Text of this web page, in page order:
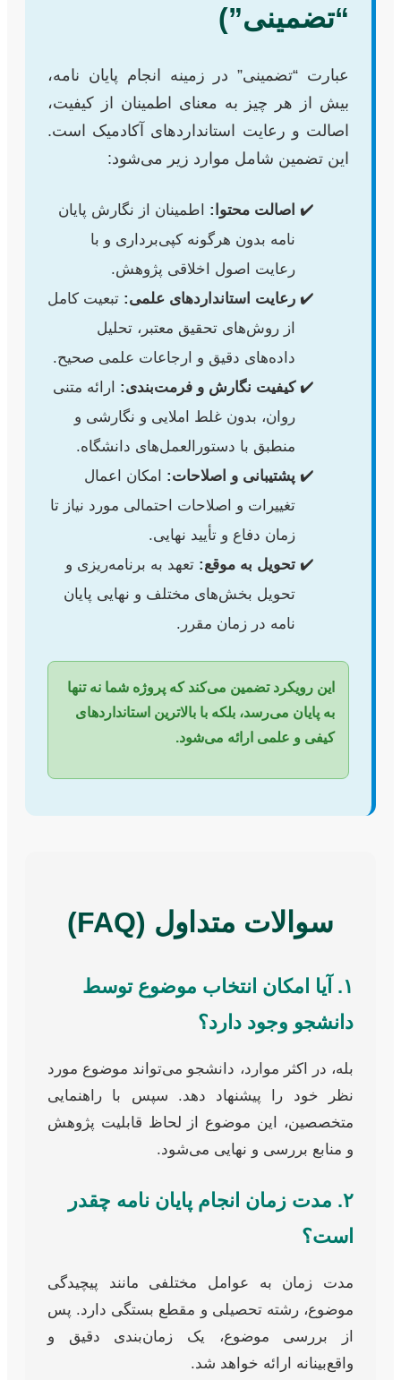
“تضمینی”)
عبارت “تضمینی” در زمینه انجام پایان نامه،
بیش از هر چیز به معنای اطمینان از کیفیت،
اصالت و رعایت استانداردهای آکادمیک است.
این تضمین شامل موارد زیر می‌شود:
اصالت محتوا:اطمینان از نگارش پایان
نامه بدون هرگونه کپی‌برداری و با
رعایت اصول اخلاقی پژوهش.
رعایت استانداردهای علمی:تبعیت کامل
از روش‌های تحقیق معتبر، تحلیل
داده‌های دقیق و ارجاعات علمی صحیح.
کیفیت نگارش و فرمت‌بندی:ارائه متنی
روان، بدون غلط املایی و نگارشی و
منطبق با دستورالعمل‌های دانشگاه.
پشتیبانی و اصلاحات:امکان اعمال
تغییرات و اصلاحات احتمالی مورد نیاز تا
زمان دفاع و تأیید نهایی.
تحویل به موقع:تعهد به برنامه‌ریزی و
تحویل بخش‌های مختلف و نهایی پایان
نامه در زمان مقرر.
این رویکرد تضمین می‌کند که پروژه شما نه تنها
به پایان می‌رسد، بلکه با بالاترین استانداردهای
کیفی و علمی ارائه می‌شود.
سوالات متداول (FAQ)
۱. آیا امکان انتخاب موضوع توسط
دانشجو وجود دارد؟
بله، در اکثر موارد، دانشجو می‌تواند موضوع مورد
نظر خود را پیشنهاد دهد. سپس با راهنمایی
متخصصین، این موضوع از لحاظ قابلیت پژوهش
و منابع بررسی و نهایی می‌شود.
۲. مدت زمان انجام پایان نامه چقدر
است؟
مدت زمان به عوامل مختلفی مانند پیچیدگی
موضوع، رشته تحصیلی و مقطع بستگی دارد. پس
از بررسی موضوع، یک زمان‌بندی دقیق و
واقع‌بینانه ارائه خواهد شد.